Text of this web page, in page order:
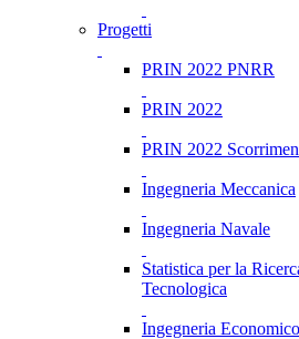
Progetti
PRIN 2022 PNRR
PRIN 2022
PRIN 2022
Ingegneria Meccanica
Ingegneria Navale
Statistica per la
Tecnologica
Ingegneria